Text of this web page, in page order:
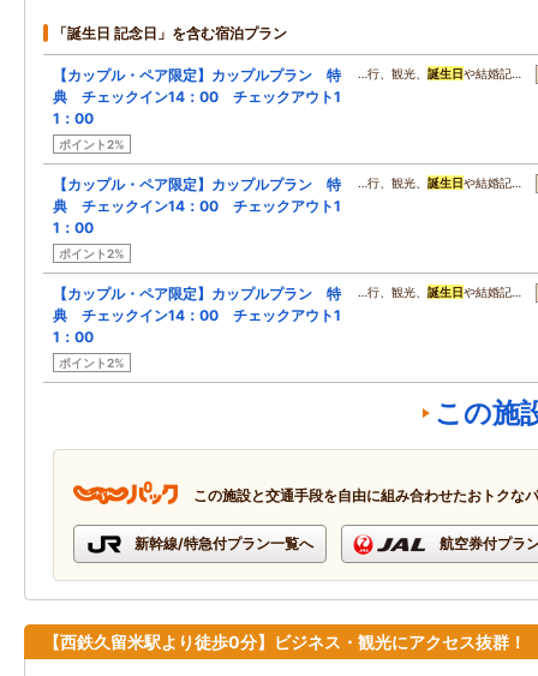
「誕生日 記念日」を含む宿泊プラン
【カップル・ペア限定】カップルプラン 特
典 チェックイン14：00 チェックアウト1
1：00
ポイント2%
…行、観光、 誕生日や結婚記…
【カップル・ペア限定】カップルプラン 特
典 チェックイン14：00 チェックアウト1
1：00
ポイント2%
…行、観光、 誕生日や結婚記…
【カップル・ペア限定】カップルプラン 特
典 チェックイン14：00 チェックアウト1
1：00
ポイント2%
…行、観光、 誕生日や結婚記…
この施
この施設と交通手段を自由に組み合わせたおトクな
新幹線/特急付プラン一覧へ 航空券付プラ
【西鉄久留米駅より徒歩0分】ビジネス・観光にアクセス抜群！